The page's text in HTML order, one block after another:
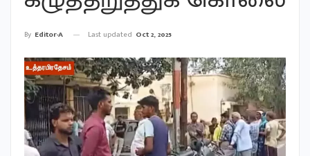
By Editor-A Last updated Oct 2, 2025